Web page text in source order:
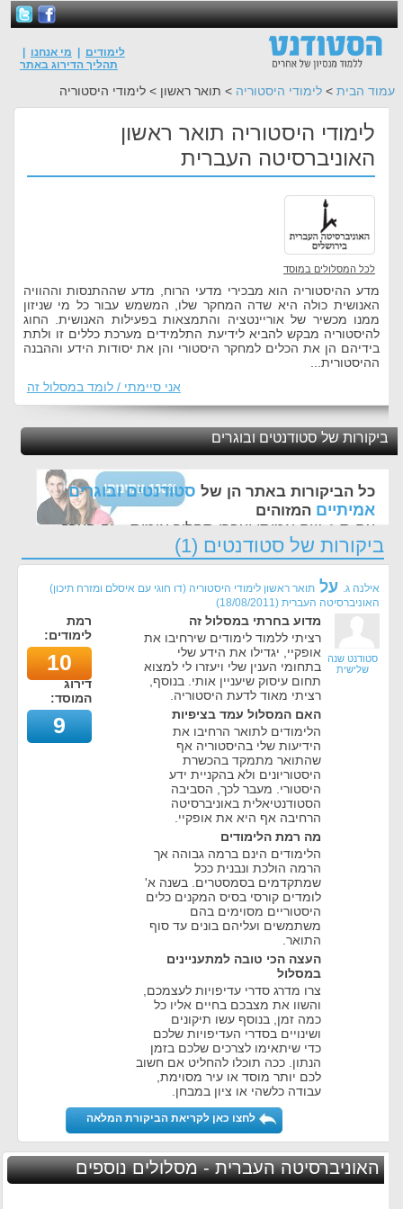
לימודים מי אנחנו
תהליך הדירוג באתר
עמוד הבית > לימודי היסטוריה > תואר ראשון > לימודי היסטוריה
לימודי היסטוריה תואר ראשון
האוניברסיטה העברית
לכל המסלולים במוסד
מדע ההיסטוריה הוא מבכירי מדעי הרוח, מדע שההתנסות וההוויה
האנושית כולה היא שדה המחקר שלו, המשמש עבור כל מי שניזון
ממנו מכשיר של אוריינטציה והתמצאות בפעילות האנושית. החוג
להיסטוריה מבקש להביא לידיעת התלמידים מערכת כללים זו ולתת
בידיהם הן את הכלים למחקר היסטורי והן את יסודות הידע וההבנה
ההיסטורית...
אני סיימתי / לומד במסלול זה
ביקורות של סטודנטים ובוגרים
כל הביקורות באתר הן של סטודנטים ובוגרים
אמיתיים המזוהים
עם ת.ז, שם אמיתי ועברו תהליך אימות - זה הערך
החשוב לנו ביותר באתר
ביקורות של סטודנטים (1)
אילנה ג. על תואר ראשון לימודי היסטוריה (דו חוגי עם איסלם ומזרח תיכון)
האוניברסיטה העברית (
18/08/2011
)
סטודנט שנה
שלישית
מדוע בחרתי במסלול זה
רציתי ללמוד לימודים שירחיבו את
אופקיי, יגדילו את הידע שלי
בתחומי הענין שלי ויעזרו לי למצוא
תחום עיסוק שיעניין אותי. בנוסף,
רציתי מאוד לדעת היסטוריה.
האם המסלול עמד בציפיות
הלימודים לתואר הרחיבו את
הידיעות שלי בהיסטוריה אף
שהתואר מתמקד בהכשרת
היסטוריונים ולא בהקניית ידע
היסטורי. מעבר לכך, הסביבה
הסטודנטיאלית באוניברסיטה
הרחיבה אף היא את אופקיי.
מה רמת הלימודים
הלימודים הינם ברמה גבוהה אך
הרמה הולכת ונבנית ככל
שמתקדמים בסמסטרים. בשנה א'
לומדים קורסי בסיס המקנים כלים
היסטוריים מסוימים בהם
משתמשים ועליהם בונים עד סוף
התואר.
העצה הכי טובה למתעניינים
במסלול
צרו מדרג סדרי עדיפויות לעצמכם,
והשוו את מצבכם בחיים אליו כל
כמה זמן, בנוסף עשו תיקונים
ושינויים בסדרי העדיפויות שלכם
כדי שיתאימו לצרכים שלכם בזמן
הנתון. ככה תוכלו להחליט אם חשוב
לכם יותר מוסד או עיר מסוימת,
עבודה כלשהי או ציון במבחן.
רמת
לימודים:
10
דירוג
המוסד:
9
לחצו כאן לקריאת הביקורת המלאה
האוניברסיטה העברית - מסלולים נוספים